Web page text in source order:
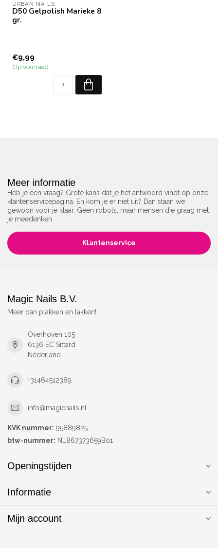
URBAN NAILS
D50 Gelpolish Marieke 8
gr.
€9,99
Op voorraad
Meer informatie
Heb je een vraag? Grote kans dat je het antwoord vindt op onze
klantenservicepagina. En kom je er niet uit? Dan staan we
gewoon voor je klaar. Geen robots, maar mensen die graag met
je meedenken.
Klantenservice
Magic Nails B.V.
Meer dan plakken en lakken!
Overhoven 105
6136 EC Sittard
Nederland
+31464512389
info@magicnails.nl
KVK nummer: 95889825
btw-nummer: NL867373659B01
Openingstijden
Informatie
Mijn account